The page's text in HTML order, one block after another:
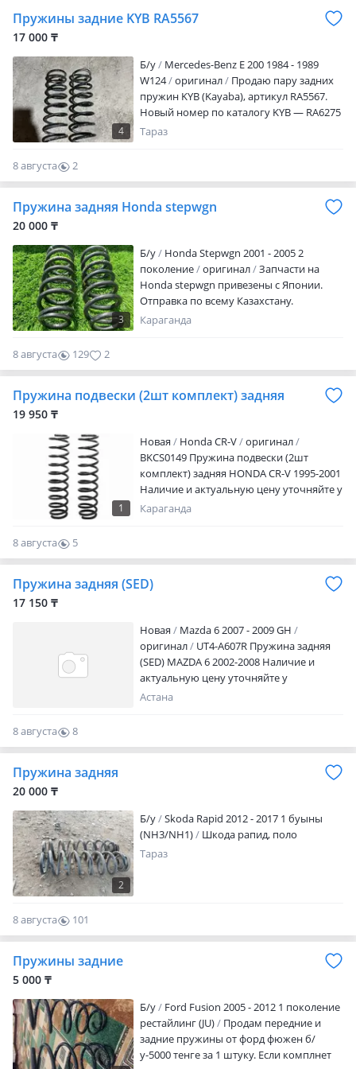
Пружины задние KYB RA5567
17 000 ₸
4
Б/y
Mercedes-Benz E 200 1984 - 1989
W124
оригинал
Продаю пару задних
пружин KYB (Kayaba), артикул RA5567.
Новый номер по каталогу KYB — RA6275
(замена номенклатуры, деталь та же).
Аналоги: Lesjöfors 4208425, Monroe
SP2268, CS Germany 14.101.517, Suplex
наружный диаметр 107 мм, длина 411
мм Состояние: б/у, отходили всего
полгода. Замерил — высота
стандартная, 411 мм, просадки нет. Обе с
одной машины, снимались вместе,
целый. Покрытие местами побито
не влияет. Маркировка KYB читается,
машину продал, пружины остались.
Цена: 17 000 тг за пару, торг при
осмотре.
Тараз
8 августа
2
0
Пружина задняя Honda stepwgn
20 000 ₸
3
Б/y
Honda Stepwgn 2001 - 2005 2
поколение
оригинал
Запчасти на
Honda stepwgn привезены с Японии.
Отправка по всему Казахстану.
Караганда
8 августа 129 2
Пружина подвески (2шт комплект) задняя
19 950 ₸
1
Новая Honda CR-V
оригинал
BKCS0149 Пружина подвески (2шт
комплект) задняя HONDA CR-V 1995-2001
Наличие и актуальную цену уточняйте у
менеджера
Караганда
8 августа
5
0
Пружина задняя (SED)
17 150 ₸
Новая
Mazda 6 2007 - 2009 GH
оригинал
UT4-A607R Пружина задняя
(SED) MAZDA 6 2002-2008 Наличие и
актуальную цену уточняйте у
менеджера
Астана
8 августа
8
0
Пружина задняя
20 000 ₸
2
Б/y
Skoda Rapid 2012 - 2017 1 буыны
(NH3/NH1)
Шкода рапид, поло
Тараз
8 августа
101
0
Пружины задние
5 000 ₸
Б/y
Ford Fusion 2005 - 2012 1 поколение
рестайлинг (JU)
Продам передние и
задние пружины от форд фюжен б/
у-5000 тенге за 1 штуку. Если комплнет